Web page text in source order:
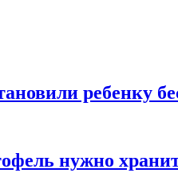
ребенку
нужно